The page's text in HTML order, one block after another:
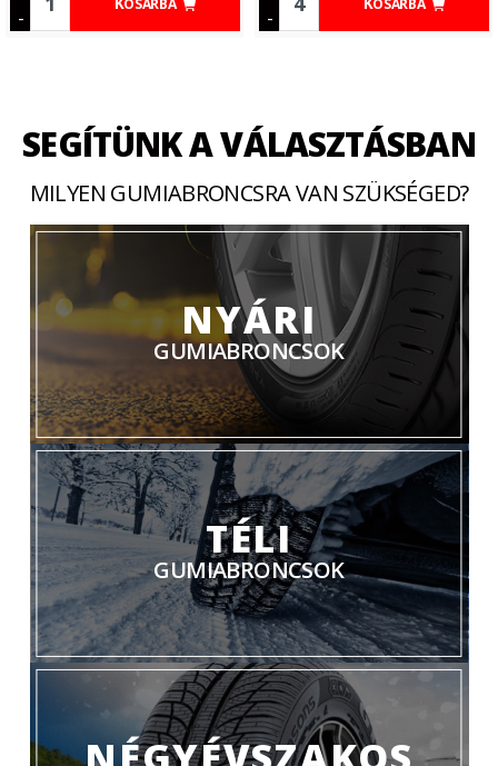
-
-
SEGÍTÜNK A VÁLASZTÁSBAN
MILYEN GUMIABRONCSRA VAN SZÜKSÉGED?
NYÁRI
GUMIABRONCSOK
TÉLI
GUMIABRONCSOK